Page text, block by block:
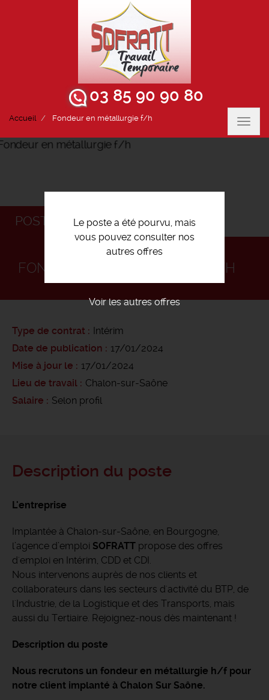
03 85 90 90 80
Accueil Fondeur en métallurgie f/h
Le poste a été pourvu, mais
vous pouvez consulter nos
autres offres
Voir les autres offres
POSTULEZ
FONDEUR EN MÉTALLURGIE F/H
Type de contrat
Intérim
Date de publication
17/01/2024
Mise à jour le
17/01/2024
Lieu de travail
Chalon-sur-Saône
Salaire
Selon profil
Description du poste
L'entreprise
Implantée à Chalon-sur-Saône, en Bourgogne,
l’agence d’emploi SOFRATT propose des offres
d'emploi en Intérim, CDD et CDI.
Nous intervenons auprès de nos clients et
collaborateurs dans les secteurs d'activité du BTP, de
l'Industrie, de la Logistique et des Transports, mais
aussi du Tertiaire. Rejoignez-nous dès maintenant !
Description du poste
Nous recrutons un fondeur en métallurgie h/f pour
notre client implanté à Chalon Sur Saône.